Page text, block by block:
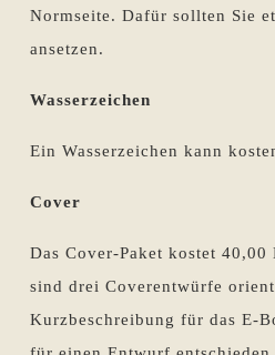
Normseite. Dafür sollten Sie
ansetzen.
Wasserzeichen
Ein Wasserzeichen kann
Cover
Das Cover-Paket kostet
sind drei Coverentwürfe
Kurzbeschreibung für das E-